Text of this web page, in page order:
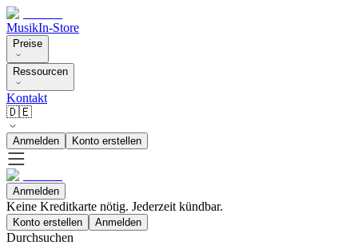
MusikIn-Store
Preise
Ressourcen
Kontakt
🇩🇪
Anmelden Konto erstellen
Anmelden
Keine Kreditkarte nötig. Jederzeit kündbar.
Konto erstellen Anmelden
Durchsuchen